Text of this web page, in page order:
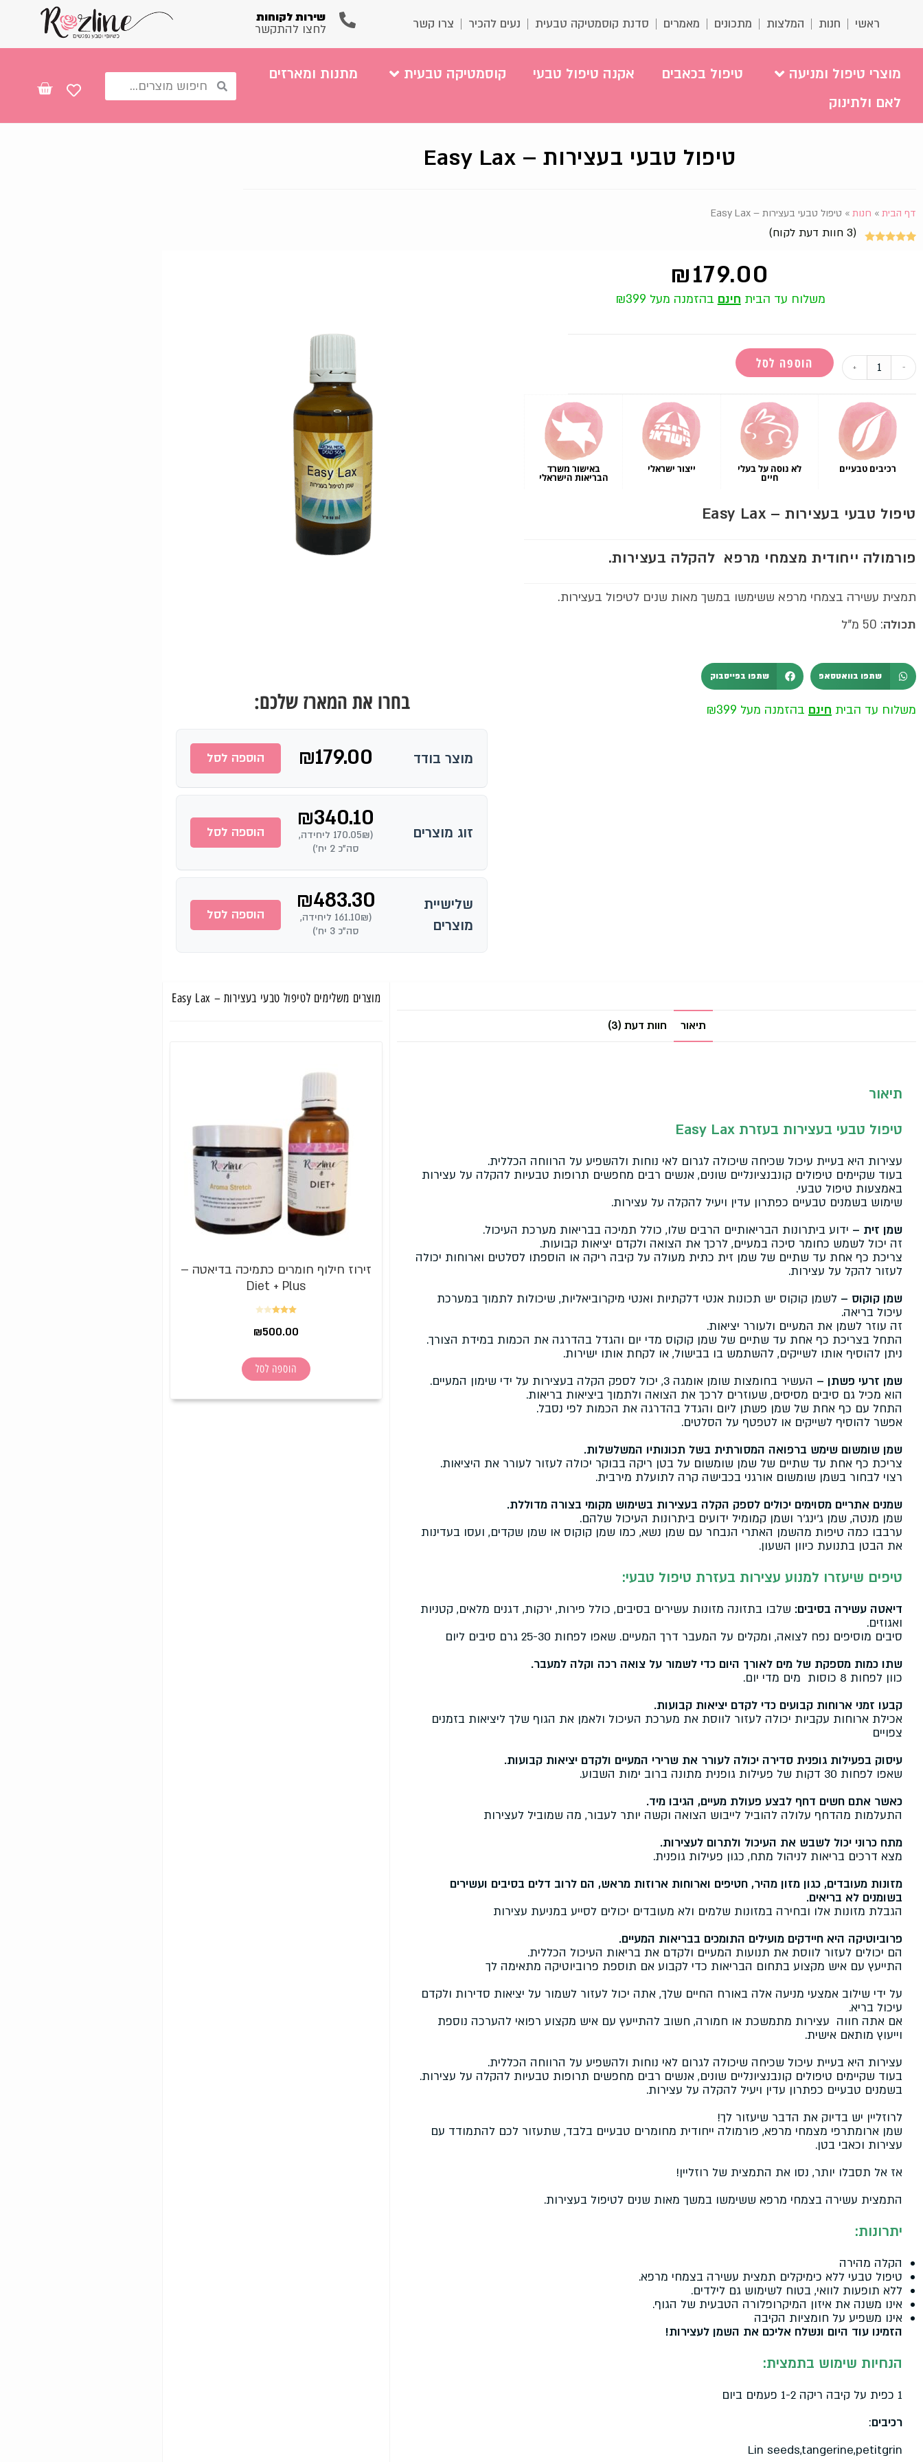
ראשי חנות המלצות מתכונים מאמרים סדנת קוסמטיקה טבעית נעים להכיר צרו קשר שירות לקוחות
לחצו להתקשר
מוצרי טיפול ומניעה טיפול בכאבים אקנה טיפול טבעי קוסמטיקה טבעית
מתנות ומארזים
לאם ולתינוק
טיפול טבעי בעצירות – Easy Lax
דף הבית » חנות » טיפול טבעי בעצירות – Easy Lax
(
3 חוות דעת לקוח)
₪179.00
משלוח עד הבית חינם בהזמנה מעל ₪399
-
+ הוספה לסל
רכיבים טבעיים לא נוסה על בעלי
חיים
ייצור ישראלי באישור משרד
הבריאות הישראלי
טיפול טבעי בעצירות – Easy Lax
פורמולה ייחודית מצמחי מרפא להקלה בעצירות.
תמצית עשירה בצמחי מרפא ששימשו במשך מאות שנים לטיפול בעצירות.
תכולה: 50 מ”ל
שתפו בוואטסאפ שתפו בפייסבוק
משלוח עד הבית חינם בהזמנה מעל ₪399 בחרו את המארז שלכם:
מוצר בודד ₪179.00 הוספה לסל
זוג מוצרים
₪340.10
(170.05₪ ליחידה,
סה"כ 2 יח')
הוספה לסל
שלישיית
מוצרים
₪483.30
(161.10₪ ליחידה,
סה"כ 3 יח')
הוספה לסל
תיאור חוות דעת (3)
תיאור
טיפול טבעי בעצירות בעזרת Easy Lax
עצירות היא בעיית עיכול שכיחה שיכולה לגרום לאי נוחות ולהשפיע על הרווחה הכללית.
בעוד שקיימים טיפולים קונבנציונליים שונים, אנשים רבים מחפשים תרופות טבעיות להקלה על עצירות
באמצעות טיפול טבעי.
שימוש בשמנים טבעיים כפתרון עדין ויעיל להקלה על עצירות.
שמן זית – ידוע ביתרונות הבריאותיים הרבים שלו, כולל תמיכה בבריאות מערכת העיכול.
זה יכול לשמש כחומר סיכה במעיים, לרכך את הצואה ולקדם יציאות קבועות.
צריכת כף אחת עד שתיים של שמן זית כתית מעולה על קיבה ריקה או הוספתו לסלטים וארוחות יכולה
לעזור להקל על עצירות.
שמן קוקוס – לשמן קוקוס יש תכונות אנטי דלקתיות ואנטי מיקרוביאליות, שיכולות לתמוך במערכת
עיכול בריאה.
זה עוזר לשמן את המעיים ולעורר יציאות.
התחל בצריכת כף אחת עד שתיים של שמן קוקוס מדי יום והגדל בהדרגה את הכמות במידת הצורך.
ניתן להוסיף אותו לשייקים, להשתמש בו בבישול, או לקחת אותו ישירות.
שמן זרעי פשתן – העשיר בחומצות שומן אומגה 3, יכול לספק הקלה בעצירות על ידי שימון המעיים.
הוא מכיל גם סיבים מסיסים, שעוזרים לרכך את הצואה ולתמוך ביציאות בריאות.
התחל עם כף אחת של שמן פשתן ליום והגדל בהדרגה את הכמות לפי נסבל.
אפשר להוסיף לשייקים או לטפטף על הסלטים.
שמן שומשום שימש ברפואה המסורתית בשל תכונותיו המשלשלות.
צריכת כף אחת עד שתיים של שמן שומשום על בטן ריקה בבוקר יכולה לעזור לעורר את היציאות.
רצוי לבחור בשמן שומשום אורגני בכבישה קרה לתועלת מירבית.
שמנים אתריים מסוימים יכולים לספק הקלה בעצירות בשימוש מקומי בצורה מדוללת.
שמן מנטה, שמן ג'ינג'ר ושמן קמומיל ידועים ביתרונות העיכול שלהם.
ערבבו כמה טיפות מהשמן האתרי הנבחר עם שמן נשא, כמו שמן קוקוס או שמן שקדים, ועסו בעדינות
את הבטן בתנועת כיוון השעון.
טיפים שיעזרו למנוע עצירות בעזרת טיפול טבעי:
דיאטה עשירה בסיבים: שלבו בתזונה מזונות עשירים בסיבים, כולל פירות, ירקות, דגנים מלאים, קטניות
ואגוזים.
סיבים מוסיפים נפח לצואה, ומקלים על המעבר דרך המעיים. שאפו לפחות 25-30 גרם סיבים ליום
שתו כמות מספקת של מים לאורך היום כדי לשמור על צואה רכה וקלה למעבר.
כוון לפחות 8 כוסות מים מדי יום.
קבעו זמני ארוחות קבועים כדי לקדם יציאות קבועות.
אכילת ארוחות עקביות יכולה לעזור לווסת את מערכת העיכול ולאמן את הגוף שלך ליציאות בזמנים
צפויים
עיסוק בפעילות גופנית סדירה יכולה לעורר את שרירי המעיים ולקדם יציאות קבועות.
שאפו לפחות 30 דקות של פעילות גופנית מתונה ברוב ימות השבוע.
כאשר אתם חשים דחף לבצע פעולת מעיים, הגיבו מיד.
התעלמות מהדחף עלולה להוביל לייבוש הצואה וקשה יותר לעבור, מה שמוביל לעצירות
מתח כרוני יכול לשבש את העיכול ולתרום לעצירות.
מצא דרכים בריאות לניהול מתח, כגון פעילות גופנית.
מזונות מעובדים, כגון מזון מהיר, חטיפים וארוחות ארוזות מראש, הם לרוב דלים בסיבים ועשירים
בשומנים לא בריאים.
הגבלת מזונות אלו ובחירה במזונות שלמים ולא מעובדים יכולים לסייע במניעת עצירות
פרוביוטיקה היא חיידקים מועילים התומכים בבריאות המעיים.
הם יכולים לעזור לווסת את תנועות המעיים ולקדם את בריאות העיכול הכללית.
התייעץ עם איש מקצוע בתחום הבריאות כדי לקבוע אם תוספת פרוביוטיקה מתאימה לך
על ידי שילוב אמצעי מניעה אלה באורח החיים שלך, אתה יכול לעזור לשמור על יציאות סדירות ולקדם
עיכול בריא.
אם אתה חווה עצירות מתמשכת או חמורה, חשוב להתייעץ עם איש מקצוע רפואי להערכה נוספת
וייעוץ מותאם אישית.
עצירות היא בעיית עיכול שכיחה שיכולה לגרום לאי נוחות ולהשפיע על הרווחה הכללית.
בעוד שקיימים טיפולים קונבנציונליים שונים, אנשים רבים מחפשים תרופות טבעיות להקלה על עצירות.
בשמנים טבעיים כפתרון עדין ויעיל להקלה על עצירות.
לרוזליין יש בדיוק את הדבר שיעזור לך!
שמן ארומתרפי מצמחי מרפא, פורמולה ייחודית מחומרים טבעיים בלבד, שתעזור לכם להתמודד עם
עצירות וכאבי בטן.
אז אל תסבלו יותר, נסו את התמצית של רוזליין!
התמצית עשירה בצמחי מרפא ששימשו במשך מאות שנים לטיפול בעצירות.
יתרונות:
הקלה מהירה
טיפול טבעי ללא כימיקלים תמצית עשירה בצמחי מרפא.
ללא תופעות לוואי, בטוח לשימוש גם לילדים.
אינו משנה את איזון המיקרופלורה הטבעית של הגוף.
אינו משפיע על חומציות הקיבה
הזמינו עוד היום ונשלח אליכם את השמן לעצירות!
הנחיות שימוש בתמצית:
1 כפית על קיבה ריקה 1-2 פעמים ביום
רכיבים:
Lin seeds,tangerine,petitgrin
מוצרים משלימים לטיפול טבעי בעצירות – Easy Lax
זירוז חילוף חומרים כתמיכה בדיאטה –
Diet + Plus
3.00
₪500.00
הוספה לסל